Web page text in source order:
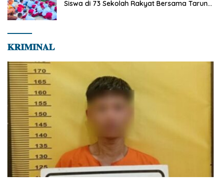
Siswa di 73 Sekolah Rakyat Bersama Taruna
𝐊𝐑𝐈𝐌𝐈𝐍𝐀𝐋